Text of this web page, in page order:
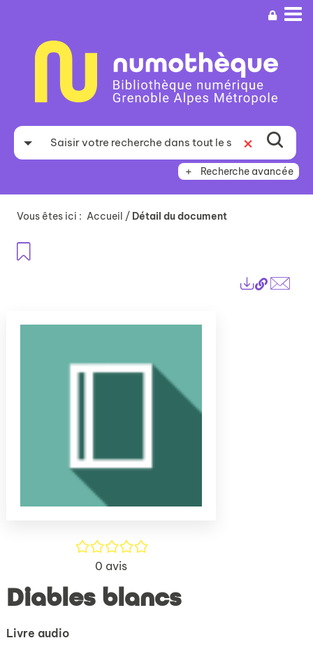
recherche
Recherche avancée
Vous êtes ici : Accueil / Détail du document
Lien
/5
0 avis
Diables blancs
Livre audio